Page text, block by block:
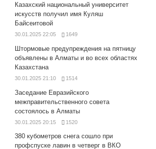
Казахский национальный университет
искусств получил имя Куляш
Байсеитовой
30.01.2025 22:05 1649
Штормовые предупреждения на пятницу
объявлены в Алматы и во всех областях
Казахстана
30.01.2025 21:10 1514
Заседание Евразийского
межправительственного совета
состоялось в Алматы
30.01.2025 20:15 1520
380 кубометров снега сошло при
профспуске лавин в четверг в ВКО